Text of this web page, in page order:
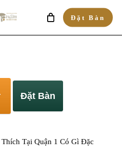
Đặt Bàn
Đặt Bàn
Tại Quận 1 Có Gì Đặc